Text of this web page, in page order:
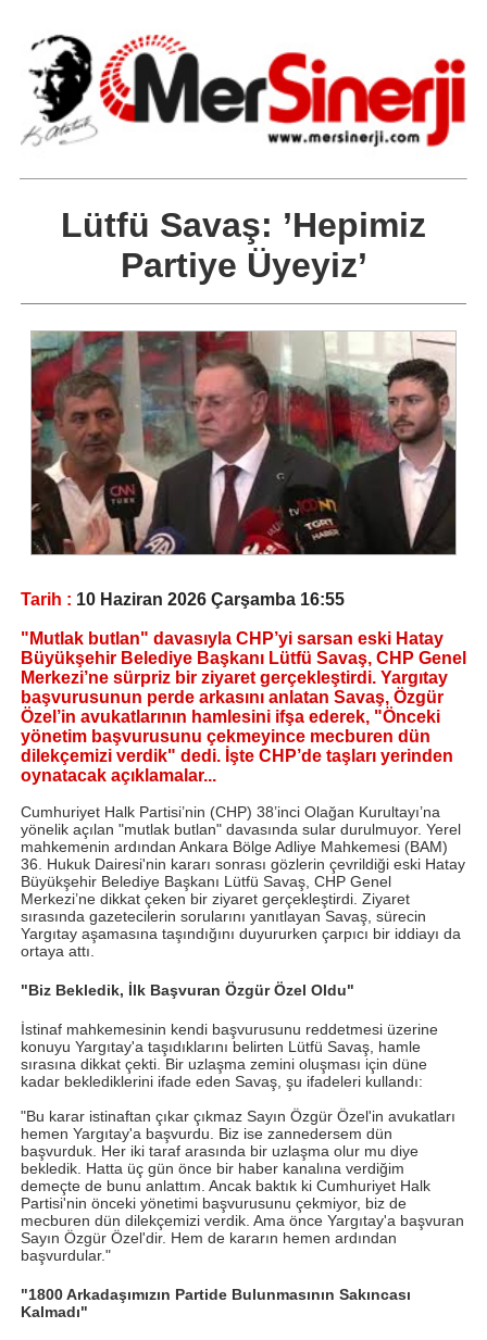
Lütfü Savaş: ’Hepimiz
Partiye Üyeyiz’
Tarih : 10 Haziran 2026 Çarşamba 16:55
"Mutlak butlan" davasıyla CHP’yi sarsan eski Hatay
Büyükşehir Belediye Başkanı Lütfü Savaş, CHP Genel
Merkezi’ne sürpriz bir ziyaret gerçekleştirdi. Yargıtay
başvurusunun perde arkasını anlatan Savaş, Özgür
Özel’in avukatlarının hamlesini ifşa ederek, "Önceki
yönetim başvurusunu çekmeyince mecburen dün
dilekçemizi verdik" dedi. İşte CHP’de taşları yerinden
oynatacak açıklamalar...
Cumhuriyet Halk Partisi’nin (CHP) 38’inci Olağan Kurultayı’na
yönelik açılan "mutlak butlan" davasında sular durulmuyor. Yerel
mahkemenin ardından Ankara Bölge Adliye Mahkemesi (BAM)
36. Hukuk Dairesi'nin kararı sonrası gözlerin çevrildiği eski Hatay
Büyükşehir Belediye Başkanı Lütfü Savaş, CHP Genel
Merkezi’ne dikkat çeken bir ziyaret gerçekleştirdi. Ziyaret
sırasında gazetecilerin sorularını yanıtlayan Savaş, sürecin
Yargıtay aşamasına taşındığını duyururken çarpıcı bir iddiayı da
ortaya attı.
"Biz Bekledik, İlk Başvuran Özgür Özel Oldu"
İstinaf mahkemesinin kendi başvurusunu reddetmesi üzerine
konuyu Yargıtay'a taşıdıklarını belirten Lütfü Savaş, hamle
sırasına dikkat çekti. Bir uzlaşma zemini oluşması için düne
kadar beklediklerini ifade eden Savaş, şu ifadeleri kullandı:
"Bu karar istinaftan çıkar çıkmaz Sayın Özgür Özel'in avukatları
hemen Yargıtay'a başvurdu. Biz ise zannedersem dün
başvurduk. Her iki taraf arasında bir uzlaşma olur mu diye
bekledik. Hatta üç gün önce bir haber kanalına verdiğim
demeçte de bunu anlattım. Ancak baktık ki Cumhuriyet Halk
Partisi'nin önceki yönetimi başvurusunu çekmiyor, biz de
mecburen dün dilekçemizi verdik. Ama önce Yargıtay'a başvuran
Sayın Özgür Özel'dir. Hem de kararın hemen ardından
başvurdular."
"1800 Arkadaşımızın Partide Bulunmasının Sakıncası
Kalmadı"